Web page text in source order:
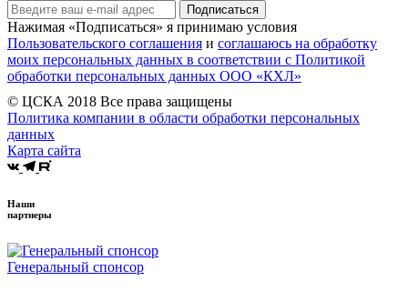
Подписаться
Нажимая «Подписаться» я принимаю условия
Пользовательского соглашения и соглашаюсь на обработку
моих персональных данных в соответствии с Политикой
обработки персональных данных ООО «КХЛ»
© ЦСКА 2018 Все права защищены
Политика компании в области обработки персональных
данных
Карта сайта
Наши
партнеры
Генеральный спонсор